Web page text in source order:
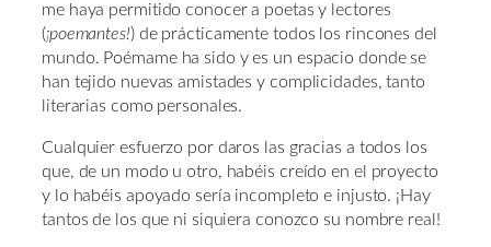
me haya permitido conocer a poetas y lectores
(¡poemantes!) de prácticamente todos los rincones del
mundo. Poémame ha sido y es un espacio donde se
han tejido nuevas amistades y complicidades, tanto
literarias como personales.
Cualquier esfuerzo por daros las gracias a todos los
que, de un modo u otro, habéis creído en el proyecto
y lo habéis apoyado sería incompleto e injusto. ¡Hay
tantos de los que ni siquiera conozco su nombre real!